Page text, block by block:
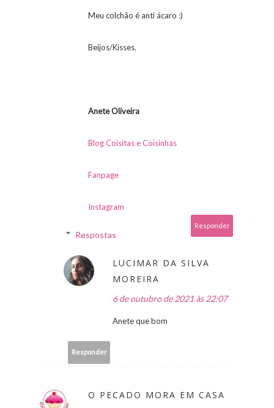
Meu colchão é anti ácaro :)
Beijos/Kisses.
Anete Oliveira
Blog Coisitas e Coisinhas
Fanpage
Instagram
Responder
Respostas
LUCIMAR DA SILVA
MOREIRA
6 de outubro de 2021 às 22:07
Anete que bom
Responder
O PECADO MORA EM CASA